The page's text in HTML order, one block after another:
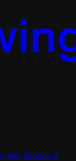
прокси в